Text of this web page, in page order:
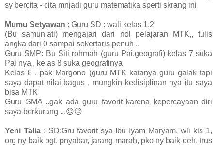
sy bercita - cita mnjadi guru matematika sperti skrang ini
Mumu Setyawan : Guru SD : wali kelas 1.2
(Bu samuniati) mengajari dari nol pelajaran MTK,, tulis
angka dari 0 sampai sekertaris penuh ..
Guru SMP: Bu Siti rohmah (guru Pai,geografi) kelas 7 suka
Pai nya,, kelas 8 suka geografinya
Kelas 8 . pak Margono (guru MTK katanya guru galak tapi
saya dapat nilai bagus , mungkin kedisiplinan nya itu saya
bisa MTK
Guru SMA ..gak ada guru favorit karena kepercayaan diri
saya berkurang ...😥😥
Yeni Talia: SD:Gru favorit sya Ibu Iyam Maryam, wli kls 1,
org ny baik bgt, pnyabar, jarang marah, pko ny baik deh, trus